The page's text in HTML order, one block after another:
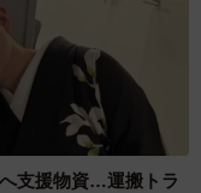
支援物資…運搬トラ